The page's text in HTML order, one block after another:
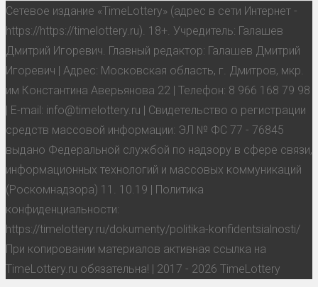
Сетевое издание «TimeLottery» (адрес в сети Интернет -
https://https://timelottery.ru). 18+. Учредитель: Галашев
Дмитрий Игоревич. Главный редактор: Галашев Дмитрий
Игоревич | Адрес: Московская область, г. Дмитров, мкр.
им Константина Аверьянова 22 | Телефон: 8 966 168 79 98
| E-mail: info@timelottery.ru | Свидетельство о регистрации
средств массовой информации: ЭЛ № ФС 77 - 76845
выдано Федеральной службой по надзору в сфере связи,
информационных технологий и массовых коммуникаций
(Роскомнадзора) 11. 10.19 | Политика
конфиденциальности:
https://timelottery.ru/dokumenty/politika-konfidentsialnosti/
При копировании материалов активная ссылка на
TimeLottery.ru обязательна! | 2017 - 2026 TimeLottery